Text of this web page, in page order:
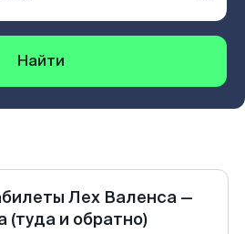
Найти
Лех Валенса —
(туда и обратно)